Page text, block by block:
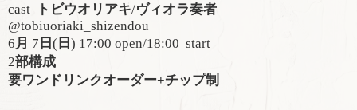
cast
トビウオリアキ/ヴィオラ奏者
@tobiuoriaki_shizendou
6 月 7 日 ( 日 ) 17:00 open/18:00 start
2部構成
要ワンドリンクオーダー+チップ制